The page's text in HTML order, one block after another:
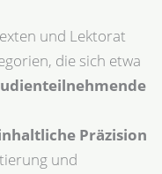
und Lektorat
die sich etwa
Präzision
und